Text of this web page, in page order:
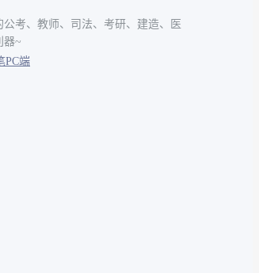
考、教师、司法、考研、建造、医
器~
PC端